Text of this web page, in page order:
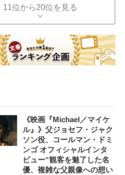
11位から20位を見る
《映画『Michael／マイケ
ル』》父ジョセフ・ジャク
ソン役、コールマン・ドミ
ンゴ オフィシャルインタ
ビュー“観客を魅了した名
優、複雑な父親像への想い